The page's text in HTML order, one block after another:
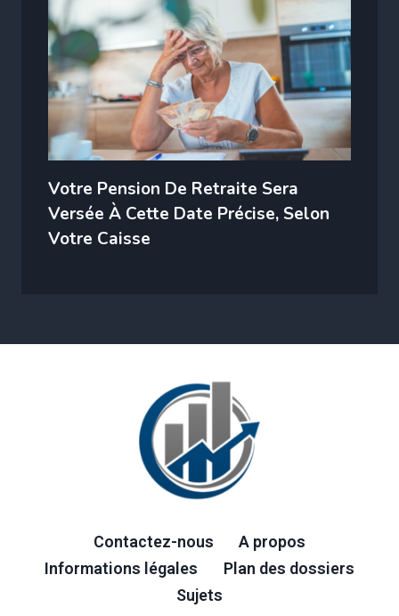
Votre Pension De Retraite Sera
Versée À Cette Date Précise, Selon
Votre Caisse
Contactez-nous
A propos
Informations légales
Plan des dossiers
Sujets